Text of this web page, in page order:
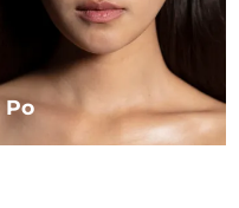
Po
Oczekiwany czas dostawy
8/10/26
Oczekiwany czas dostawy
8/12/26